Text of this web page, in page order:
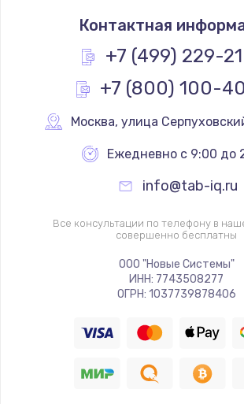
Контактная
+7 (499) 229-
+7 (800) 100-
Москва, улица
Ежедневно с 9:00 до
info@tab-iq.ru
Все консультации по телефону в
совершенно бесплатны
ООО "Новые Системы"
ИНН: 7743508277
ОГРН: 1037739878406